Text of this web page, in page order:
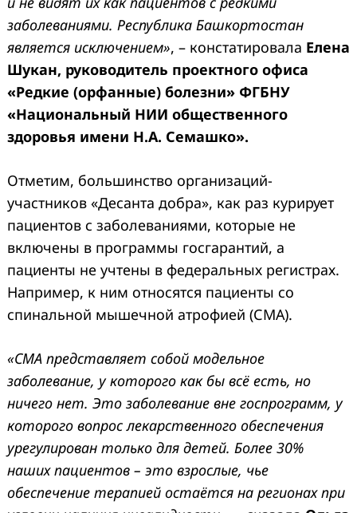
заболеваниями. Республика Башкортостан
является исключением», – констатировала Елена
Шукан, руководитель проектного офиса
«Редкие (орфанные) болезни» ФГБНУ
«Национальный НИИ общественного
здоровья имени Н.А. Семашко».
Отметим, большинство организаций-
участников «Десанта добра», как раз курирует
пациентов с заболеваниями, которые не
включены в программы госгарантий, а
пациенты не учтены в федеральных регистрах.
Например, к ним относятся пациенты со
спинальной мышечной атрофией (СМА).
«СМА представляет собой модельное
заболевание, у которого как бы всё есть, но
ничего нет. Это заболевание вне госпрограмм, у
которого вопрос лекарственного обеспечения
урегулирован только для детей. Более 30%
наших пациентов – это взрослые, чье
обеспечение терапией остаётся на регионах при